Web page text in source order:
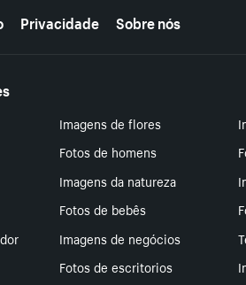
Privacidade Sobre nós
Imagens de flores
Fotos de homens
Imagens da natureza
Fotos de bebês
Imagens de negócios
Fotos de escritorios